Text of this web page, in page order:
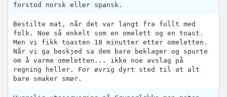
forstod norsk eller spansk.
Bestilte mat, når det var langt fra fullt med
folk. Noe så enkelt som en omelett og en toast.
Men vi fikk toasten 18 minutter etter omeletten.
Når vi ga beskjed sa dem bare beklager og spurte
om å varme omeletten... ikke noe avslag på
regning heller. For øvrig dyrt sted til at alt
bare smaker smør.